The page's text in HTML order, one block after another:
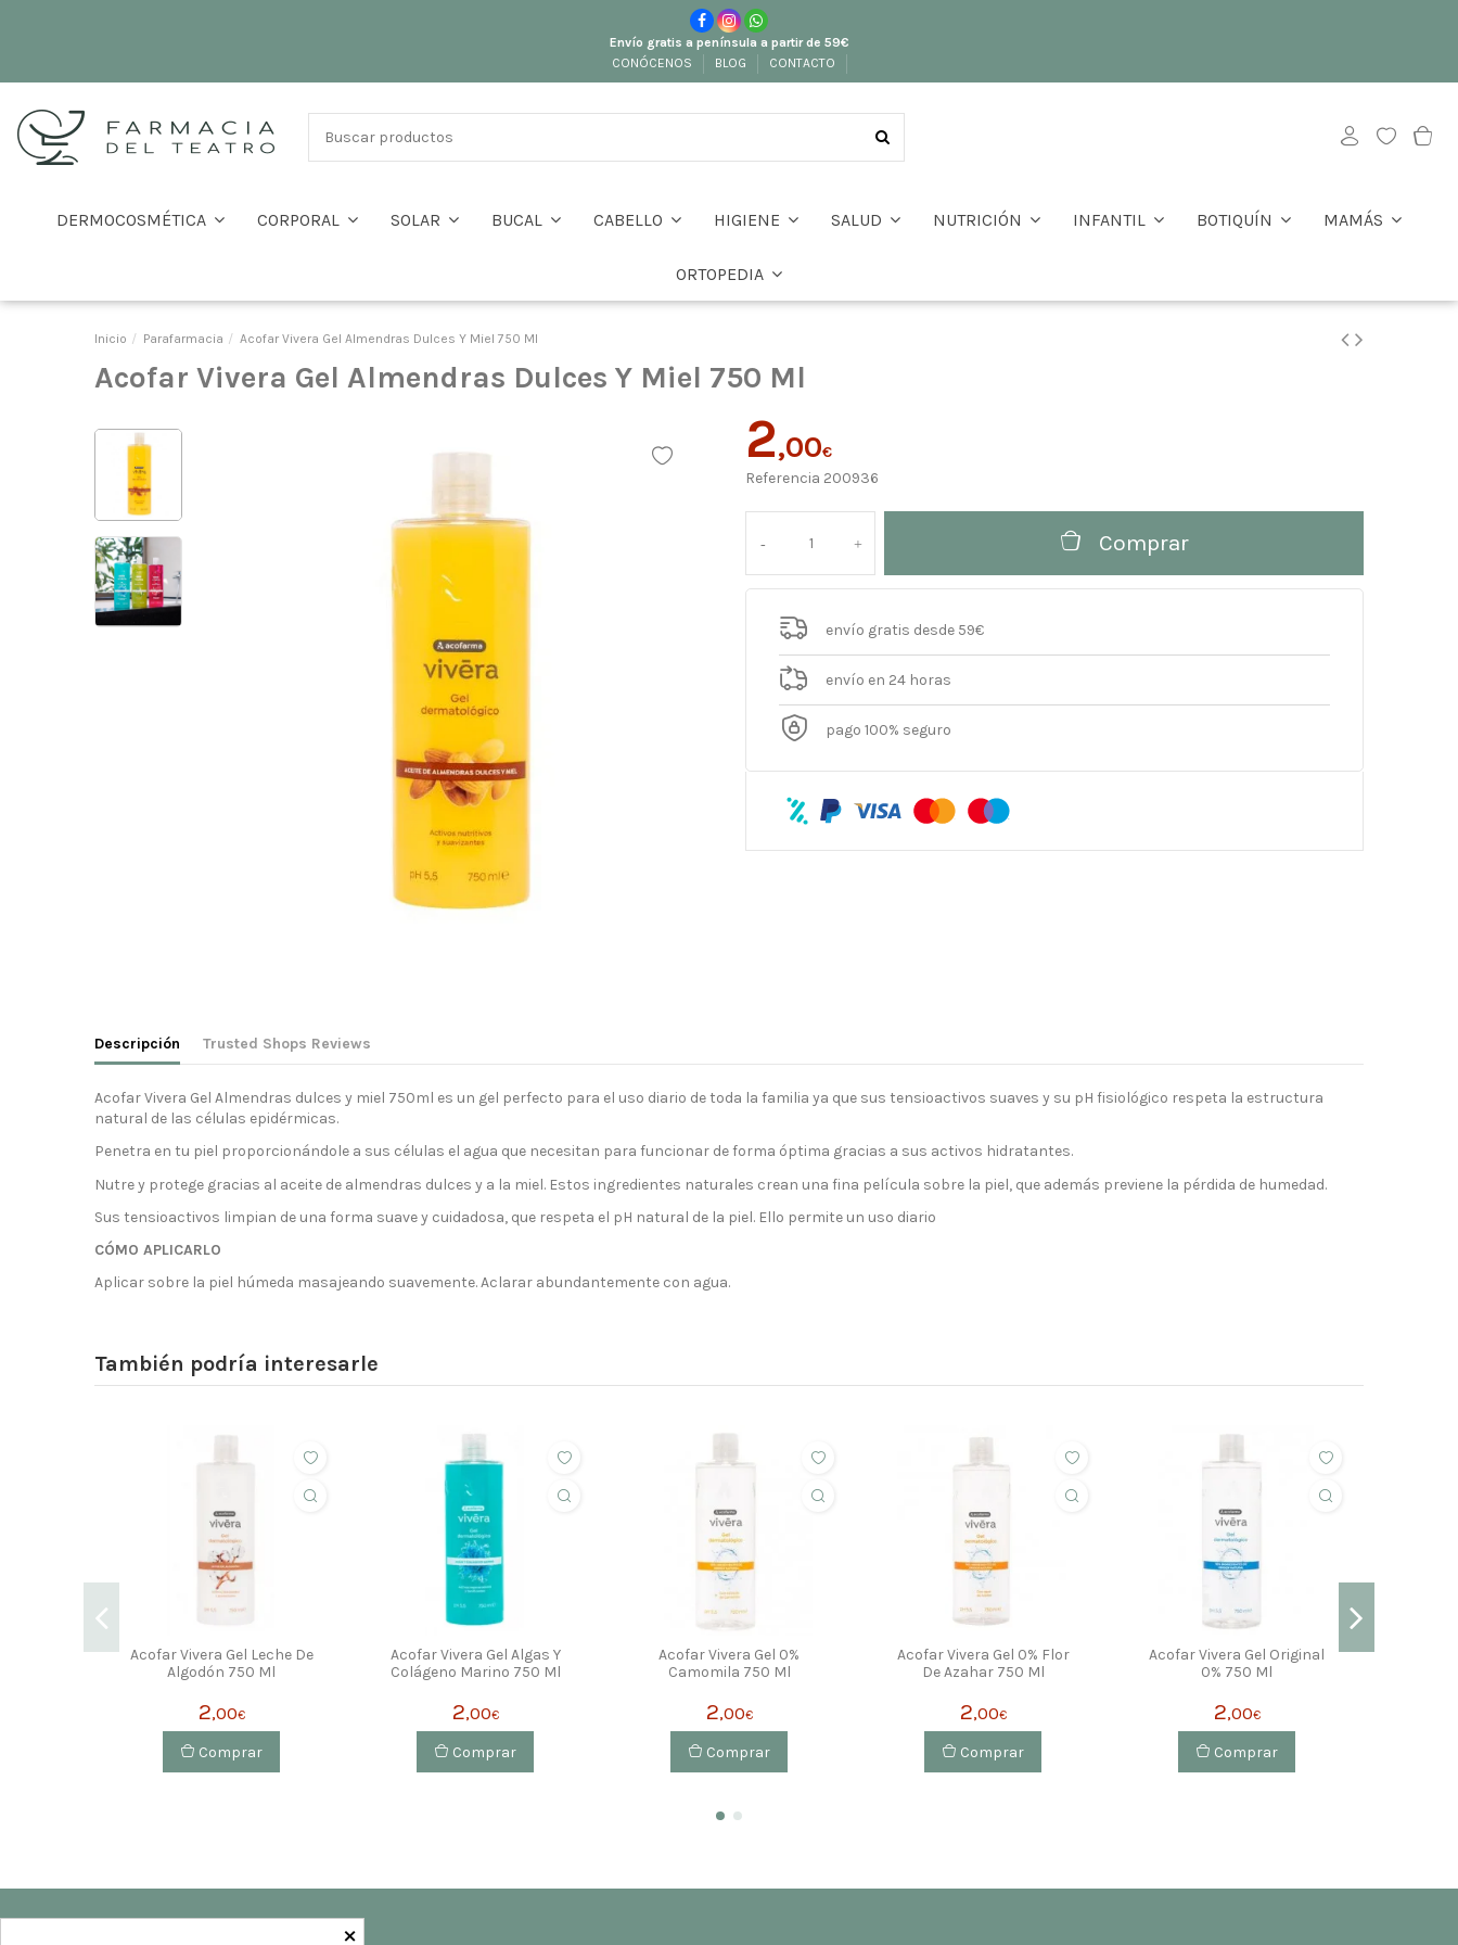
Envío gratis a península a partir de 59€
CONÓCENOS
BLOG CONTACTO
DERMOCOSMÉTICA CORPORAL SOLAR BUCAL CABELLO HIGIENE SALUD NUTRICIÓN INFANTIL BOTIQUÍN MAMÁS
ORTOPEDIA
Inicio Parafarmacia Acofar Vivera Gel Almendras Dulces Y Miel 750 Ml
Acofar Vivera Gel Almendras Dulces Y Miel 750 Ml
2,00€
Referencia 200936
Comprar
envío gratis desde 59€
envío en 24 horas
pago 100% seguro
Descripción Trusted Shops Reviews
Acofar Vivera Gel Almendras dulces y miel 750ml es un gel perfecto para el uso diario de toda la familia ya que sus tensioactivos suaves y su pH fisiológico respeta la estructura
natural de las células epidérmicas.
Penetra en tu piel proporcionándole a sus células el agua que necesitan para funcionar de forma óptima gracias a sus activos hidratantes.
Nutre y protege gracias al aceite de almendras dulces y a la miel. Estos ingredientes naturales crean una fina película sobre la piel, que además previene la pérdida de humedad.
Sus tensioactivos limpian de una forma suave y cuidadosa, que respeta el pH natural de la piel. Ello permite un uso diario
CÓMO APLICARLO
Aplicar sobre la piel húmeda masajeando suavemente. Aclarar abundantemente con agua.
También podría interesarle
Acofar Vivera Gel Leche De
Algodón 750 Ml
2,00€
Comprar
Acofar Vivera Gel Algas Y
Colágeno Marino 750 Ml
2,00€
Comprar
Acofar Vivera Gel 0%
Camomila 750 Ml
2,00€
Comprar
Acofar Vivera Gel 0% Flor
De Azahar 750 Ml
2,00€
Comprar
Acofar Vivera Gel Original
0% 750 Ml
2,00€
Comprar
×